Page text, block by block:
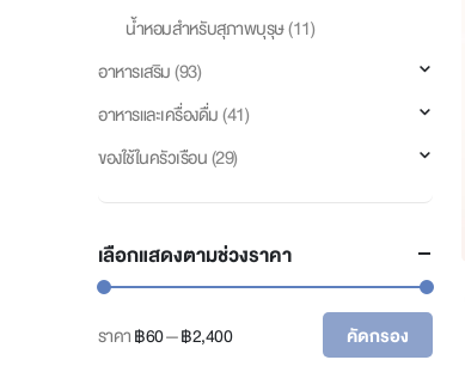
น้ำหอมสำหรับสุภาพบุรุษ(11)
อาหารเสริม(93)
อาหารและเครื่องดื่ม(41)
ของใช้ในครัวเรือน(29)
เลือกแสดงตามช่วงราคา
ราคา
ราคา
คัดกรอง
ราคา฿60—฿2,400